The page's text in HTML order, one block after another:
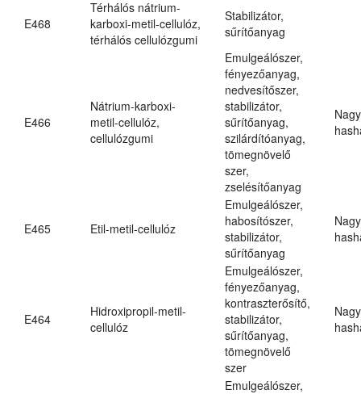
E468
Térhálós nátrium-
karboxi-metil-cellulóz,
térhálós cellulózgumi
Stabilizátor,
sűrítőanyag
E466
Nátrium-karboxi-
metil-cellulóz,
cellulózgumi
Emulgeálószer,
fényezőanyag,
nedvesítőszer,
stabilizátor,
sűrítőanyag,
szilárdítóanyag,
tömegnövelő
szer,
zselésítőanyag
E465 Etil-metil-cellulóz
Emulgeálószer,
habosítószer,
stabilizátor,
sűrítőanyag
E464
Hidroxipropil-metil-
cellulóz
Emulgeálószer,
fényezőanyag,
kontraszterősítő,
stabilizátor,
sűrítőanyag,
tömegnövelő
szer
Emulgeálószer,